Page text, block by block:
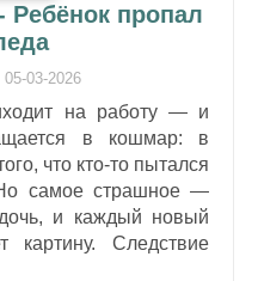
Ребёнок пропал
05-03-2026
на работу — и
в кошмар: в
что кто-то пытался
Но самое страшное —
и каждый новый
картину. Следствие